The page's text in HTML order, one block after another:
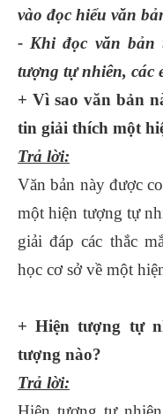
vào đọc hiểu văn
- Khi đọc văn bản
tượng tự nhiên, các
+ Vì sao văn bản
tin giải thích một
Trả lời:
Văn bản này được
một hiện tượng tự
giải đáp các thắc
học cơ sở về một
+ Hiện tượng tự
tượng nào?
Trả lời: